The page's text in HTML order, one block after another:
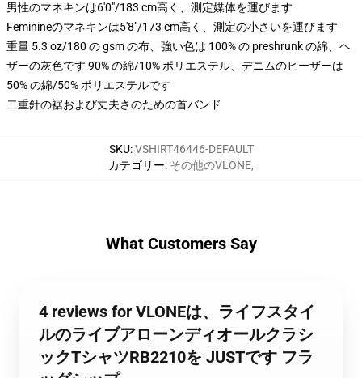
男性のマネキンは6'0"/183 cm高く、測定媒体を運びます
Feminineのマネキンは5'8"/173 cm高く、測定の小さいを運びます
重量 5.3 oz/180 の gsm の布、強い色は 100% の preshrunk の綿、ヘ
ザーの灰色です 90% の綿/10% ポリエステル、デニムのヒーザーは
50% の綿/50% ポリエステルです
二重針の裾および丈夫さのための首バンド
SKU:VSHIRT46446-DEFAULT
カテゴリー: その他のVLONE,
What Customers Say
4 reviews for VLONEは、ライフスタイ
ルのライブアローンディオールクラシ
ックTシャツRB2210を JUSTです フラ